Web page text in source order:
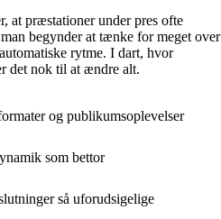
at præstationer under pres ofte
begynder at tænke for meget over
rytme. I dart, hvor
det nok til at ændre alt.
og publikumsoplevelser
som bettor
så uforudsigelige